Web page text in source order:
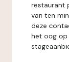
restaurant
van ten
deze
het oog op